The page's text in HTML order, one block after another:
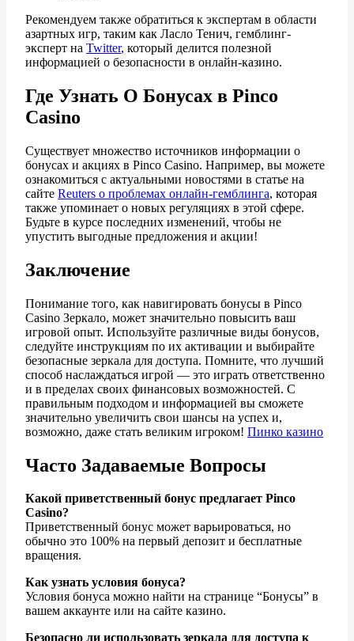
Рекомендуем также обратиться к экспертам в области
азартных игр, таким как Ласло Тенич, гемблинг-
эксперт на Twitter, который делится полезной
информацией о безопасности в онлайн-казино.
Где Узнать О Бонусах в Pinco
Casino
Существует множество источников информации о
бонусах и акциях в Pinco Casino. Например, вы можете
ознакомиться с актуальными новостями в статье на
сайте Reuters о проблемах онлайн-гемблинга, которая
также упоминает о новых регуляциях в этой сфере.
Будьте в курсе последних изменений, чтобы не
упустить выгодные предложения и акции!
Заключение
Понимание того, как навигировать бонусы в Pinco
Casino Зеркало, может значительно повысить ваш
игровой опыт. Используйте различные виды бонусов,
следуйте инструкциям по их активации и выбирайте
безопасные зеркала для доступа. Помните, что лучший
способ наслаждаться игрой — это играть ответственно
и в пределах своих финансовых возможностей. С
правильным подходом и информацией вы сможете
значительно увеличить свои шансы на успех и,
возможно, даже стать великим игроком! Пинко казино
Часто Задаваемые Вопросы
Какой приветственный бонус предлагает Pinco
Casino?
Приветственный бонус может варьироваться, но
обычно это 100% на первый депозит и бесплатные
вращения.
Как узнать условия бонуса?
Условия бонуса можно найти на странице “Бонусы” в
вашем аккаунте или на сайте казино.
Безопасно ли использовать зеркала для доступа к